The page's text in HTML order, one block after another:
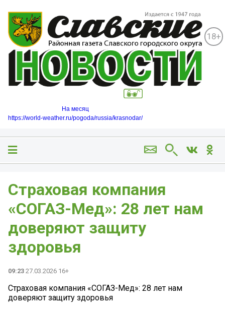
18+
На месяц
https://world-weather.ru/pogoda/russia/krasnodar/
Страховая компания
«СОГАЗ-Мед»: 28 лет нам
доверяют защиту
здоровья
09:23 27.03.2026 16+
Страховая компания «СОГАЗ-Мед»: 28 лет нам
доверяют защиту здоровья